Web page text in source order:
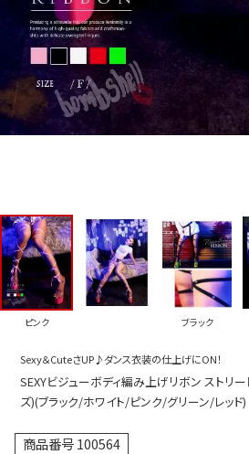
CONTENTS
ス
ス
アップ
ース
インワン／サロペット
ピンク ブラック
Sexy＆CuteさUP♪ダンス衣装の仕上げにON！
SEXYビジューボディ編み上げリボン ストリ
ズ)(ブラック/ホワイト/ピンク/グリーン/レッド)
商品番号100564